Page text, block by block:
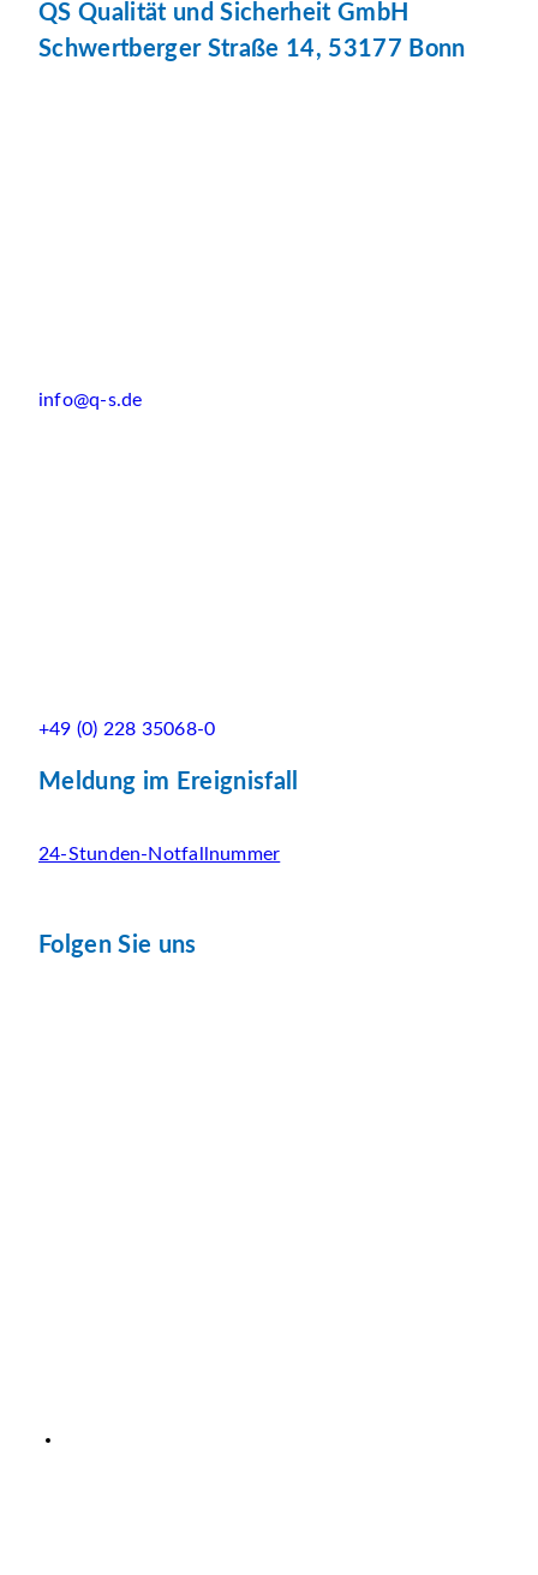
QS Qualität und Sicherheit GmbH
Schwertberger Straße 14, 53177 Bonn
info@q-s.de
+49 (0) 228 35068-0
Meldung im Ereignisfall
24-Stunden-Notfallnummer
Folgen Sie uns